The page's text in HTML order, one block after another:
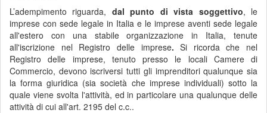
L’adempimento riguarda, dal punto di vista soggettivo, le
imprese con sede legale in Italia e le imprese aventi sede legale
all'estero con una stabile organizzazione in Italia, tenute
all'iscrizione nel Registro delle imprese.Si ricorda che nel
Registro delle imprese, tenuto presso le locali Camere di
Commercio, devono iscriversi tutti gli imprenditori qualunque sia
la forma giuridica (sia società che imprese individuali) sotto la
quale viene svolta l'attività, ed in particolare una qualunque delle
attività di cui all'art. 2195 del c.c..